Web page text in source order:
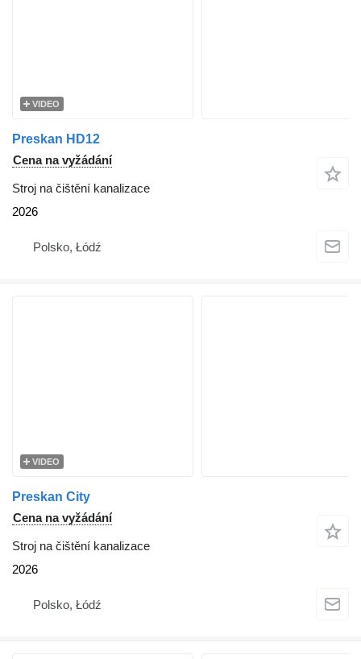
VIDEO
Preskan HD12
Cena na vyžádání
Stroj na čištění kanalizace
2026
Polsko, Łódź
VIDEO
Preskan City
Cena na vyžádání
Stroj na čištění kanalizace
2026
Polsko, Łódź